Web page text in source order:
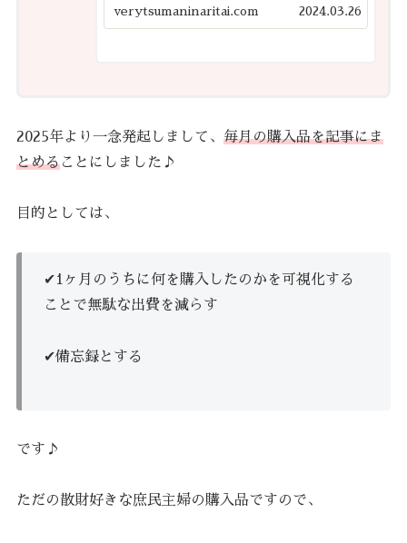
ください。今後は、これまで書
verytsumaninaritai.com 2024.03.26
2025年より一念発起しまして、毎月の購入品を記事にま
とめることにしました♪
目的としては、
✔︎1ヶ月のうちに何を購入したのかを可視化する
ことで無駄な出費を減らす
✔︎備忘録とする
です♪
ただの散財好きな庶民主婦の購入品ですので、